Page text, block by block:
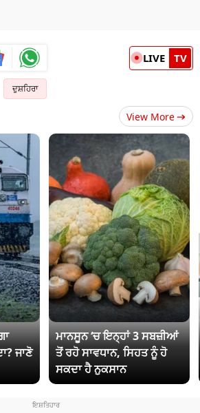
LIVE TV
ਦੁਸ਼ਹਿਰਾ
View More
ਜਾਣੋ
ਮਾਨਸੂਨ ‘ਚ ਇਨ੍ਹਾਂ 3 ਸਬਜ਼ੀਆਂ
ਤੋਂ ਰਹੋ ਸਾਵਧਾਨ, ਸਿਹਤ ਨੂੰ ਹੋ
ਸਕਦਾ ਹੈ ਨੁਕਸਾਨ